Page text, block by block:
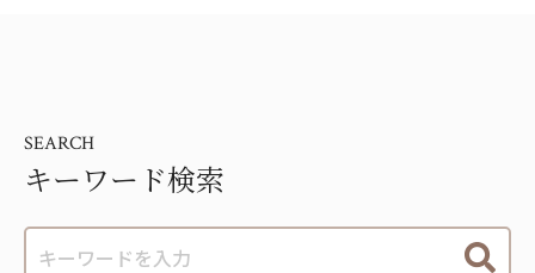
SEARCH
キーワード検索